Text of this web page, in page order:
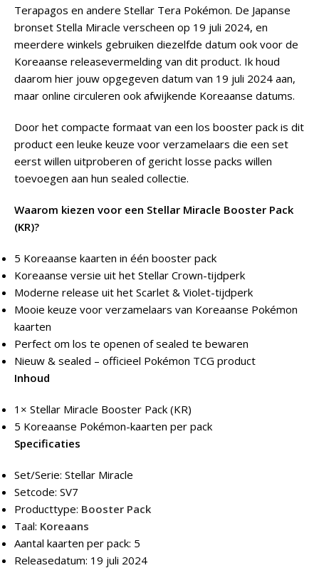
Terapagos en andere Stellar Tera Pokémon. De Japanse
bronset Stella Miracle verscheen op 19 juli 2024, en
meerdere winkels gebruiken diezelfde datum ook voor de
Koreaanse releasevermelding van dit product. Ik houd
daarom hier jouw opgegeven datum van 19 juli 2024 aan,
maar online circuleren ook afwijkende Koreaanse datums.
Door het compacte formaat van een los booster pack is dit
product een leuke keuze voor verzamelaars die een set
eerst willen uitproberen of gericht losse packs willen
toevoegen aan hun sealed collectie.
Waarom kiezen voor een Stellar Miracle Booster Pack
(KR)?
5 Koreaanse kaarten in één booster pack
Koreaanse versie uit het Stellar Crown-tijdperk
Moderne release uit het Scarlet & Violet-tijdperk
Mooie keuze voor verzamelaars van Koreaanse Pokémon
kaarten
Perfect om los te openen of sealed te bewaren
Nieuw & sealed – officieel Pokémon TCG product
Inhoud
1× Stellar Miracle Booster Pack (KR)
5 Koreaanse Pokémon-kaarten per pack
Specificaties
Set/Serie: Stellar Miracle
Setcode: SV7
Producttype: Booster Pack
Taal: Koreaans
Aantal kaarten per pack: 5
Releasedatum: 19 juli 2024